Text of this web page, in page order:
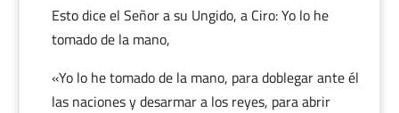
Esto dice el Señor a su Ungido, a Ciro: Yo lo he
tomado de la mano,
«Yo lo he tomado de la mano, para doblegar ante él
las naciones y desarmar a los reyes, para abrir